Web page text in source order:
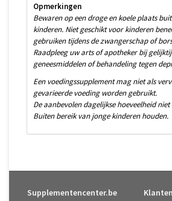
Opmerkingen
Bewaren op een droge en koele plaats
kinderen. Niet geschikt voor kinderen
gebruiken tijdens de zwangerschap of
Raadpleeg uw arts of apotheker bij
geneesmiddelen of behandeling tegen
Een voedingssupplement mag niet als
gevarieerde voeding worden gebruikt.
De aanbevolen dagelijkse hoeveelheid
Buiten bereik van jonge kinderen houden.
Supplementencenter.be